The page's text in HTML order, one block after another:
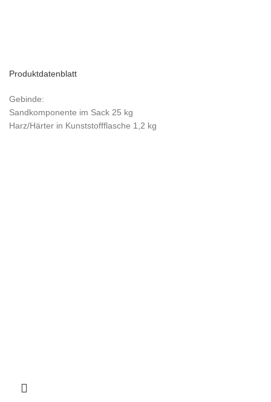
Produktdatenblatt
Gebinde:
Sandkomponente im Sack 25 kg
Harz/Härter in Kunststoffflasche 1,2 kg